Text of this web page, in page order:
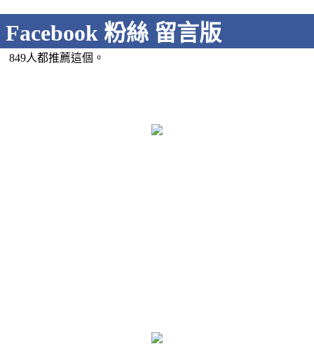
Facebook 粉絲 留言版
849人都推薦這個。